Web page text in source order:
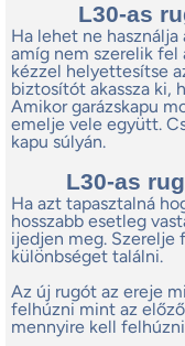
L30-as
Ha lehet ne
amíg nem szerelik fel
kézzel helyettesítse
biztosítót akassza ki,
Amikor garázskapu
emelje vele együtt.
kapu súlyán.
L30-as
Ha azt tapasztalná
hosszabb esetleg
ijedjen meg. Szerelje
különbséget találni.
Az új rugót az ereje
felhúzni mint az
mennyire kell felhúzni